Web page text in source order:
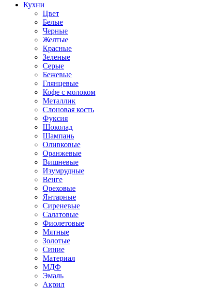
Кухни
Цвет
Белые
Черные
Желтые
Красные
Зеленые
Серые
Бежевые
Глянцевые
Кофе с молоком
Металлик
Слоновая кость
Фуксия
Шоколад
Шампань
Оливковые
Оранжевые
Вишневые
Изумрудные
Венге
Ореховые
Янтарные
Сиреневые
Салатовые
Фиолетовые
Мятные
Золотые
Синие
Материал
МДФ
Эмаль
Акрил